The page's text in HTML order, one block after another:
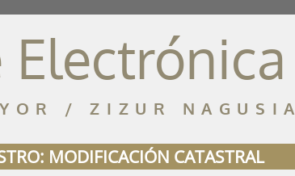
Electrónica
/ ZIZUR NAGUSIA
MODIFICACIÓN CATASTRAL